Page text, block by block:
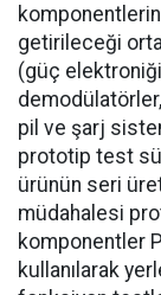
getirileceği
(güç
pil ve şarj
prototip test
ürünün seri
müdahalesi
komponentler
kullanılarak